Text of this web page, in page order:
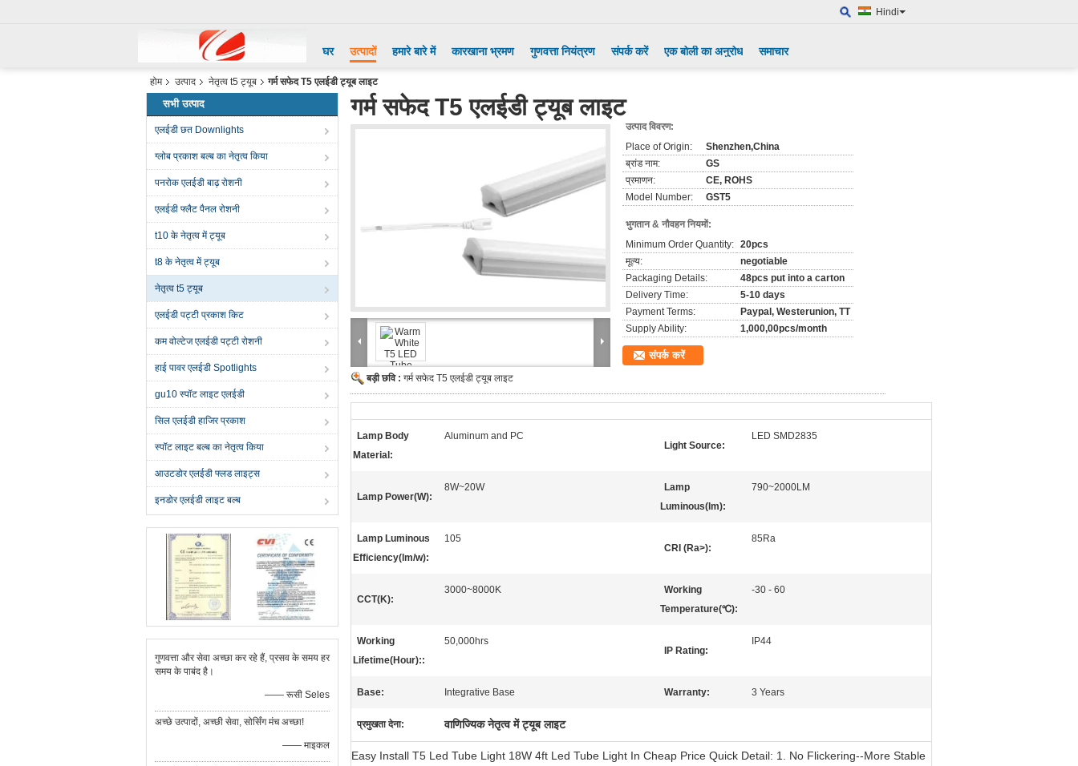
Hindi
घर उत्पादों हमारे बारे में कारखाना भ्रमण गुणवत्ता नियंत्रण संपर्क करें एक बोली का अनुरोध समाचार
होम उत्पाद नेतृत्व t5 ट्यूब गर्म सफेद T5 एलईडी ट्यूब लाइट
सभी उत्पाद
एलईडी छत Downlights
ग्लोब प्रकाश बल्ब का नेतृत्व किया
पनरोक एलईडी बाढ़ रोशनी
एलईडी फ्लैट पैनल रोशनी
t10 के नेतृत्व में ट्यूब
t8 के नेतृत्व में ट्यूब
नेतृत्व t5 ट्यूब
एलईडी पट्टी प्रकाश किट
कम वोल्टेज एलईडी पट्टी रोशनी
हाई पावर एलईडी Spotlights
gu10 स्पॉट लाइट एलईडी
सिल एलईडी हाजिर प्रकाश
स्पॉट लाइट बल्ब का नेतृत्व किया
आउटडोर एलईडी फ्लड लाइट्स
इनडोर एलईडी लाइट बल्ब
गुणवत्ता और सेवा अच्छा कर रहे हैं, प्रसव के समय हर
समय के पाबंद है।
—— रूसी Seles
अच्छे उत्पादों, अच्छी सेवा, सोर्सिंग मंच अच्छा!
—— माइकल
गर्म सफेद T5 एलईडी ट्यूब लाइट
बड़ी छवि : गर्म सफेद T5 एलईडी ट्यूब लाइट
उत्पाद विवरण:
Place of Origin:
Shenzhen,China
ब्रांड नाम:
GS
प्रमाणन:
CE, ROHS
Model Number:
GST5
भुगतान & नौवहन नियमों:
Minimum Order Quantity: 20pcs
मूल्य:
negotiable
Packaging Details:
48pcs put into a carton
Delivery Time:
5-10 days
Payment Terms:
Paypal, Westerunion, TT
Supply Ability:
1,000,00pcs/month
संपर्क करें
Lamp Body
Material:
Aluminum and PC
Light Source:
LED SMD2835
Lamp Power(W):
8W~20W
Lamp
Luminous(lm):
790~2000LM
Lamp Luminous
Efficiency(lm/w):
105
CRI (Ra>):
85Ra
CCT(K):
3000~8000K
Working
Temperature(℃):
-30 - 60
Working
Lifetime(Hour)::
50,000hrs
IP Rating:
IP44
Base: Integrative Base Warranty: 3 Years
प्रमुखता देना: वाणिज्यिक नेतृत्व में ट्यूब लाइट
Easy Install T5 Led Tube Light 18W 4ft Led Tube Light In Cheap Price Quick Detail: 1. No Flickering--More Stable